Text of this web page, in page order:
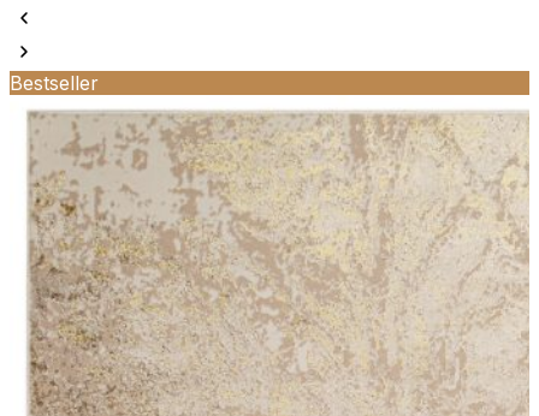
Bestseller